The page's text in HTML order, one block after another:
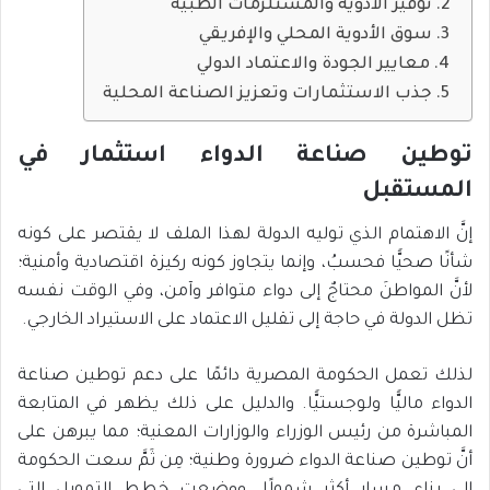
توفير الأدوية والمستلزمات الطبية
سوق الأدوية المحلي والإفريقي
معايير الجودة والاعتماد الدولي
جذب الاستثمارات وتعزيز الصناعة المحلية
توطين صناعة الدواء استثمار في
المستقبل
إنَّ الاهتمام الذي توليه الدولة لهذا الملف لا يقتصر على كونه
شأنًا صحيًّا فحسبُ، وإنما يتجاوز كونه ركيزة اقتصادية وأمنية؛
لأنَّ المواطنَ محتاجٌ إلى دواء متوافر وآمن، وفي الوقت نفسه
تظل الدولة في حاجة إلى تقليل الاعتماد على الاستيراد الخارجي.
لذلك تعمل الحكومة المصرية دائمًا على دعم توطين صناعة
الدواء ماليًّا ولوجستيًّا. والدليل على ذلك يظهر في المتابعة
المباشرة من رئيس الوزراء والوزارات المعنية؛ مما يبرهن على
أنَّ توطين صناعة الدواء ضرورة وطنية؛ مِن ثَمَّ سعت الحكومة